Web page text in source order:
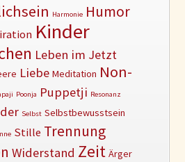
Harmonie Humor
Kinder
Leben im Jetzt
Liebe Meditation Non-
Poonja Puppetji Resonanz
Selbst Selbstbewusstsein
Stille Trennung
Widerstand Zeit Ärger